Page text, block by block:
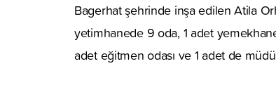
Bagerhat şehrinde inşa edilen Atila
yetimhanede 9 oda, 1 adet
adet eğitmen odası ve 1 adet de